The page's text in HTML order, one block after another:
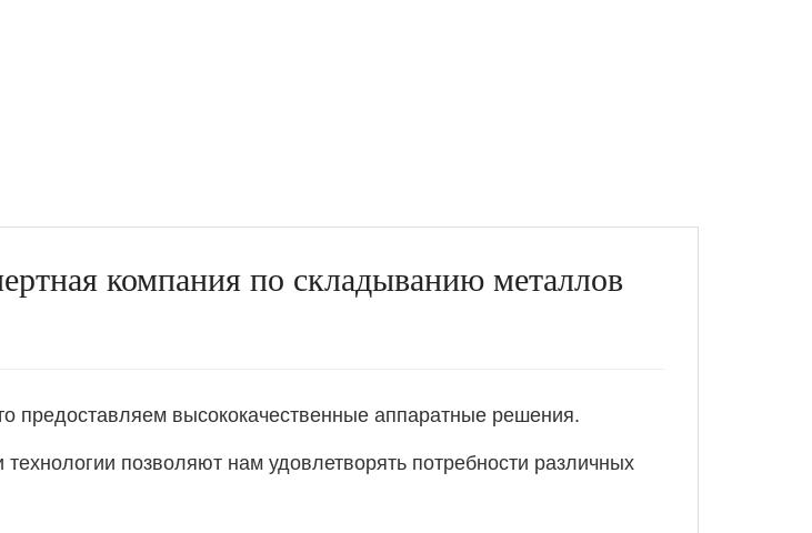
компания по складыванию металлов
предоставляем высококачественные аппаратные решения.
позволяют нам удовлетворять потребности различных